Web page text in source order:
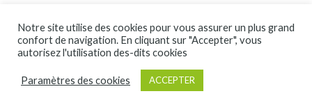
Notre site utilise des cookies pour vous assurer un plus grand
confort de navigation. En cliquant sur "Accepter", vous
autorisez l'utilisation des-dits cookies
Paramètres des cookies ACCEPTER